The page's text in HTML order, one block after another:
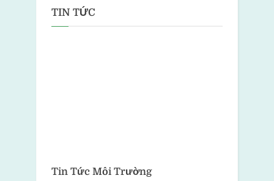
TIN TỨC
Tin Tức Môi Trường